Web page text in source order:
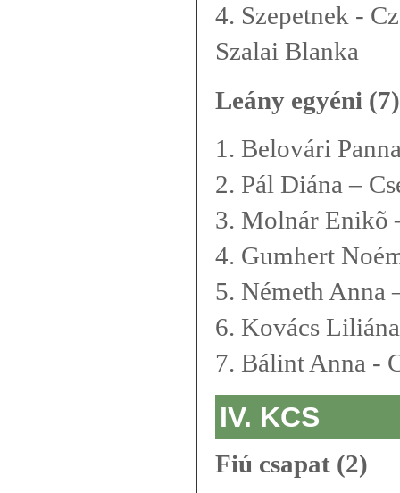
4. Szepetnek -
Szalai Blanka
Leány egyéni (7)
1. Belovári
2. Pál Diána –
3. Molnár Enikõ
4. Gumhert
5. Németh Anna
6. Kovács
7. Bálint Anna -
IV. KCS
Fiú csapat (2)